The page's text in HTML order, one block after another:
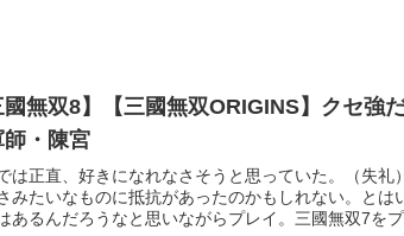
國無双8】【三國無双ORIGINS】クセ強
師・陳宮
は正直、好きになれなさそうと思っていた。（失
みたいなものに抵抗があったのかもしれない。と
あるんだろうなと思いながらプレイ。三國無双7を